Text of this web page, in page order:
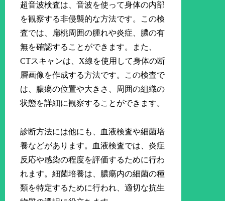
超音波検査は、音波を使って身体の内部
を観察する非侵襲的な方法です。この検
査では、扁桃周囲の腫れや炎症、膿の有
無を確認することができます。また、
CTスキャンは、X線を使用して身体の断
層画像を作成する方法です。この検査で
は、膿瘍の位置や大きさ、周囲の組織の
状態を詳細に観察することができます。
診断方法には他にも、血液検査や細菌培
養などがあります。血液検査では、炎症
反応や感染の程度を評価するために行わ
れます。細菌培養は、膿瘍内の細菌の種
類を特定するために行われ、適切な抗生